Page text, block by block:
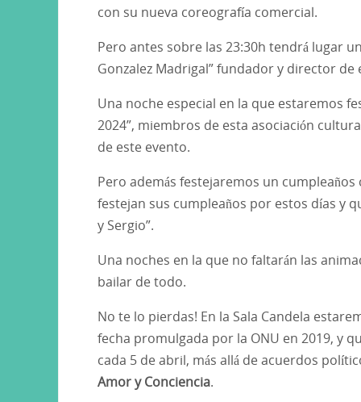
con su nueva coreografía comercial.
Pero antes sobre las 23:30h tendrá lugar
Gonzalez Madrigal” fundador y director
Una noche especial en la que estaremos
2024”, miembros de esta asociación
de este evento.
Pero además festejaremos un
festejan sus cumpleaños por estos días y
y Sergio”.
Una noches en la que no faltarán las
bailar de todo.
No te lo pierdas! En la Sala Candela
fecha promulgada por la ONU en 2019, y
cada 5 de abril, más allá de acuerdos
Amor y Conciencia.